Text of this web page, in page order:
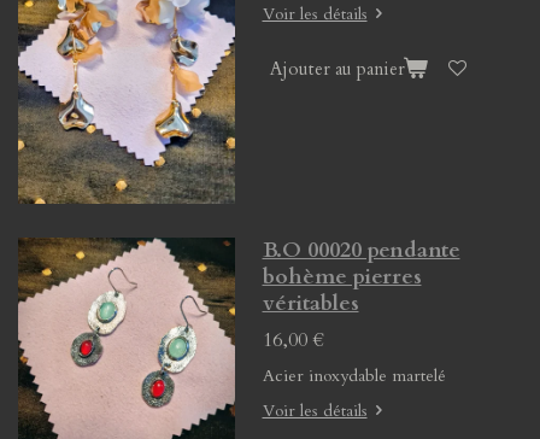
Voir les détails
Ajouter au panier
B.O 00020 pendante
bohème pierres
véritables
16,00 €
Acier inoxydable martelé
Voir les détails